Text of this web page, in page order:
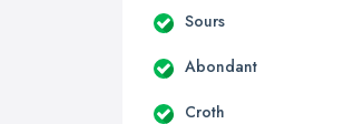
Sours
Abondant
Croth